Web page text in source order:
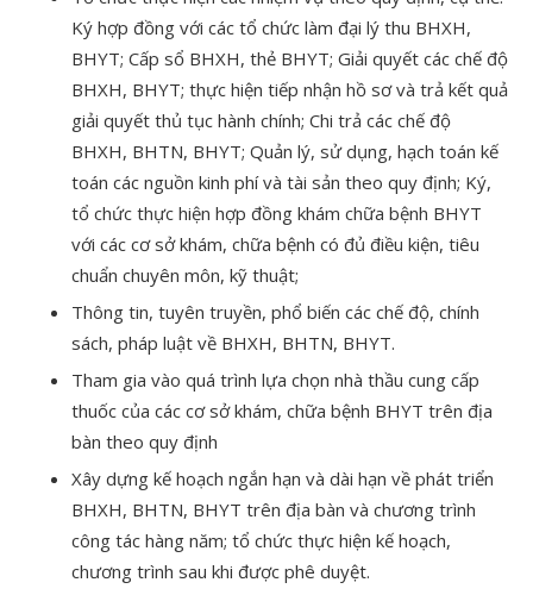
Ký hợp đồng với các tổ chức làm đại lý thu BHXH,
BHYT; Cấp sổ BHXH, thẻ BHYT; Giải quyết các chế độ
BHXH, BHYT; thực hiện tiếp nhận hồ sơ và trả kết quả
giải quyết thủ tục hành chính; Chi trả các chế độ
BHXH, BHTN, BHYT; Quản lý, sử dụng, hạch toán kế
toán các nguồn kinh phí và tài sản theo quy định; Ký,
tổ chức thực hiện hợp đồng khám chữa bệnh BHYT
với các cơ sở khám, chữa bệnh có đủ điều kiện, tiêu
chuẩn chuyên môn, kỹ thuật;
Thông tin, tuyên truyền, phổ biến các chế độ, chính
sách, pháp luật về BHXH, BHTN, BHYT.
Tham gia vào quá trình lựa chọn nhà thầu cung cấp
thuốc của các cơ sở khám, chữa bệnh BHYT trên địa
bàn theo quy định
Xây dựng kế hoạch ngắn hạn và dài hạn về phát triển
BHXH, BHTN, BHYT trên địa bàn và chương trình
công tác hàng năm; tổ chức thực hiện kế hoạch,
chương trình sau khi được phê duyệt.